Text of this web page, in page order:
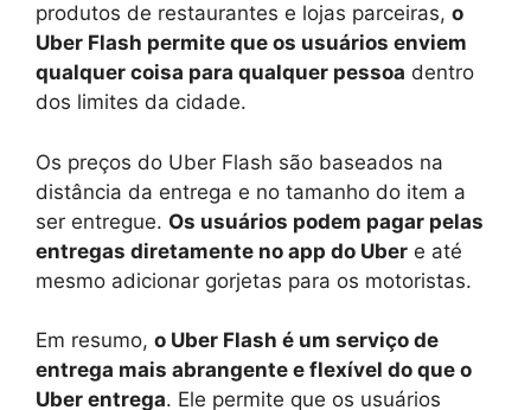
produtos de restaurantes e lojas parceiras, o
Uber Flash permite que os usuários enviem
qualquer coisa para qualquer pessoa dentro
dos limites da cidade.
Os preços do Uber Flash são baseados na
distância da entrega e no tamanho do item a
ser entregue. Os usuários podem pagar pelas
entregas diretamente no app do Uber e até
mesmo adicionar gorjetas para os motoristas.
Em resumo, o Uber Flash é um serviço de
entrega mais abrangente e flexível do que o
Uber entrega. Ele permite que os usuários